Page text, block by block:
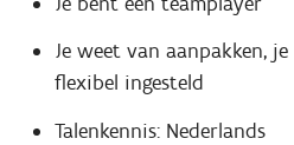
Je weet van aanpakken,
flexibel ingesteld
Talenkennis: Nederlands